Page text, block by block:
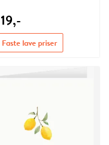
Faste lave priser